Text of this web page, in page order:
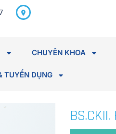
298 Hà Huy Tập, P. Tân An,
CHUYÊN KHOA
TUYỂN DỤNG